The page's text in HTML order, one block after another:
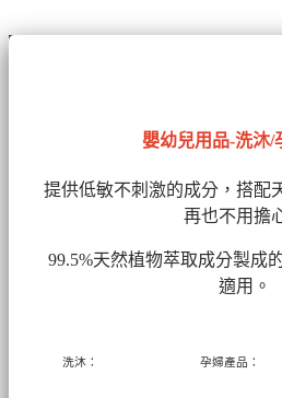
嬰幼兒用品-洗沐/
提供低敏不刺激的成分，搭配
再也不用擔
99.5%天然植物萃取成分製成
適用。
洗沐： 孕婦產品：